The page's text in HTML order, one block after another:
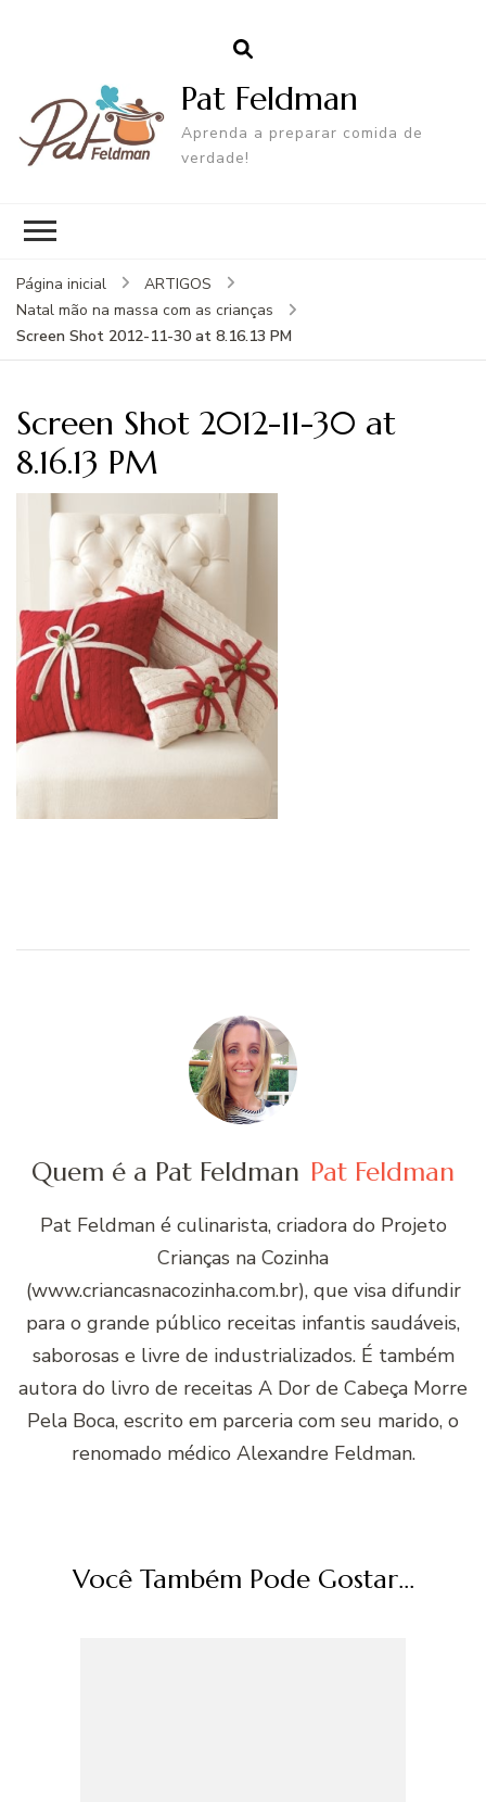
Pat Feldman
Aprenda a preparar comida de
verdade!
Página inicial
ARTIGOS
Natal mão na massa com as crianças
Screen Shot 2012-11-30 at 8.16.13 PM
Screen Shot 2012-11-30 at
8.16.13 PM
Quem é a Pat Feldman Pat Feldman
Pat Feldman é culinarista, criadora do Projeto
Crianças na Cozinha
(www.criancasnacozinha.com.br), que visa difundir
para o grande público receitas infantis saudáveis,
saborosas e livre de industrializados. É também
autora do livro de receitas A Dor de Cabeça Morre
Pela Boca, escrito em parceria com seu marido, o
renomado médico Alexandre Feldman.
Você Também Pode Gostar...